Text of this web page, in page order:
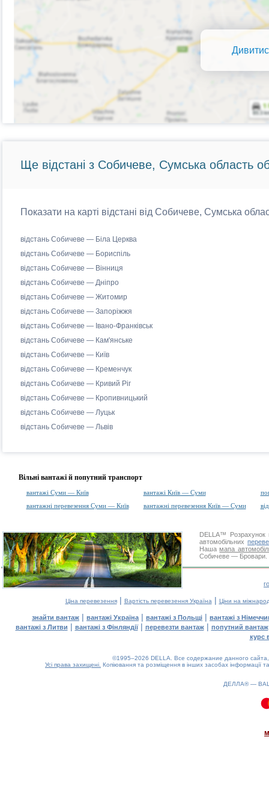
Ще відстані з Собичеве, Сумська область
Показати на карті відстані від Собичеве, Сумська
відстань Собичеве — Біла Церква
відстань Собичеве — Бориспіль
відстань Собичеве — Вінниця
відстань Собичеве — Дніпро
відстань Собичеве — Житомир
відстань Собичеве — Запоріжжя
відстань Собичеве — Івано-Франківськ
відстань Собичеве — Кам'янське
відстань Собичеве — Київ
відстань Собичеве — Кременчук
відстань Собичеве — Кривий Ріг
відстань Собичеве — Кропивницький
відстань Собичеве — Луцьк
відстань Собичеве — Львів
Вільні вантажі й попутний транспорт
вантажі Суми — Київ вантажі Київ — Суми
вантажні перевезення Суми — Київ
вантажні перевезення Київ — Суми
DELLA™
Розрахунок
автомобільних
Нашамапа
Собичеве — Бровари.
Ціна перевезення| Вартість перевезення Україна | Ціни на
знайти вантаж | вантажі Україна | вантажі з Польщі | вантажі з
вантажі з Литви | вантажі з Фінляндії| перевезти вантаж| попутний вантаж
курс
©1995–2026 DELLA. Все содержание данного
Усі права захищені. Копіювання та розміщення в інших засобах інформації
ДЕЛЛА® —